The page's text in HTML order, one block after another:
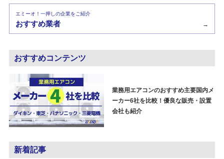
エミーオ！一押しの企業をご紹介
おすすめ業者 →
おすすめコンテンツ
業務用エアコンのおすすめ主要国内メ
ーカー6社を比較！優良な販売・設置
会社も紹介
新着記事